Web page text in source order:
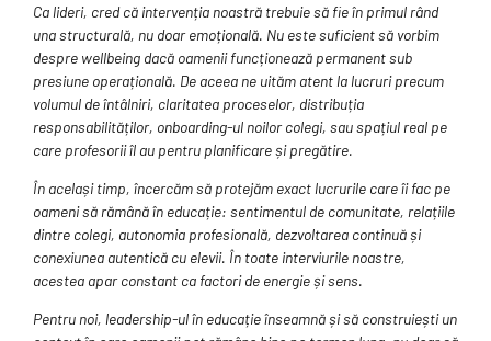
Ca lideri, cred că intervenția noastră trebuie să fie în primul rând
una structurală, nu doar emoțională. Nu este suficient să vorbim
despre wellbeing dacă oamenii funcționează permanent sub
presiune operațională. De aceea ne uităm atent la lucruri precum
volumul de întâlniri, claritatea proceselor, distribuția
responsabilităților, onboarding-ul noilor colegi, sau spațiul real pe
care profesorii îl au pentru planificare și pregătire.
În același timp, încercăm să protejăm exact lucrurile care îi fac pe
oameni să rămână în educație: sentimentul de comunitate, relațiile
dintre colegi, autonomia profesională, dezvoltarea continuă și
conexiunea autentică cu elevii. În toate interviurile noastre,
acestea apar constant ca factori de energie și sens.
Pentru noi, leadership-ul în educație înseamnă și să construiești un